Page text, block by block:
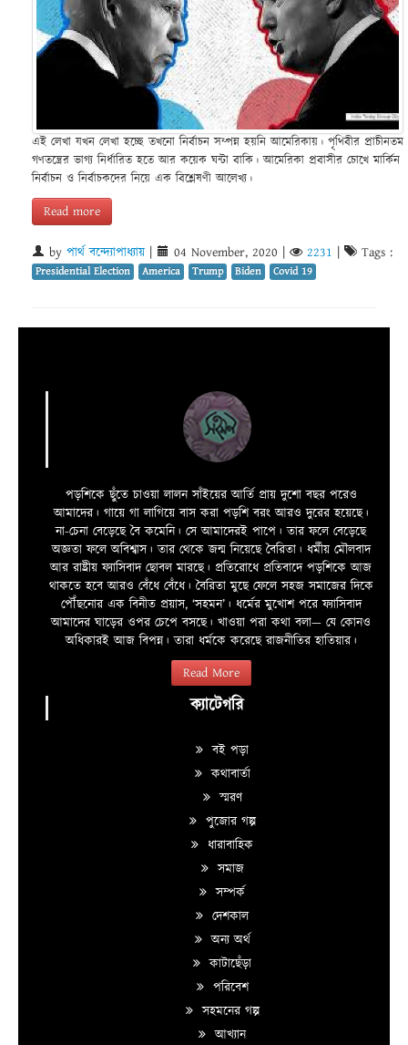
এই লেখা যখন লেখা হচ্ছে তখনো নির্বাচন সম্পন্ন হয়নি আমেরিকায়। পৃথিবীর প্রাচীনতম
গণতন্ত্রের ভাগ্য নির্ধারিত হতে আর কয়েক ঘন্টা বাকি। আমেরিকা প্রবাসীর চোখে মার্কিন
নির্বাচন ও নির্বাচকদের নিয়ে এক বিশ্লেষণী আলেখ্য।
Read more
by পার্থ বন্দ্যোপাধ্যায় 04 November, 2020 2231 Tags :
Presidential Election America Trump Biden Covid 19
পড়শিকে ছুঁতে চাওয়া লালন সাঁইয়ের আর্তি প্রায় দুশো বছর পরেও
আমাদের। গায়ে গা লাগিয়ে বাস করা পড়শি বরং আরও দুরের হয়েছে।
না-চেনা বেড়েছে বৈ কমেনি। সে আমাদেরই পাপে। তার ফলে বেড়েছে
অজ্ঞতা ফলে অবিশ্বাস। তার থেকে জন্ম নিয়েছে বৈরিতা। ধর্মীয় মৌলবাদ
আর রাষ্ট্রীয় ফ্যাসিবাদ ছোবল মারছে। প্রতিরোধে প্রতিবাদে পড়শিকে আজ
থাকতে হবে আরও বেঁধে বেঁধে। বৈরিতা মুছে ফেলে সহজ সমাজের দিকে
পৌঁছনোর এক বিনীত প্রয়াস, ‘সহমন’। ধর্মের মুখোশ পরে ফ্যাসিবাদ
আমাদের ঘাড়ের ওপর চেপে বসছে। খাওয়া পরা কথা বলা—­­ যে কোনও
অধিকারই আজ বিপন্ন। তারা ধর্মকে করেছে রাজনীতির হাতিয়ার।
Read More
ক্যাটেগরি
বই পড়া
কথাবার্তা
স্মরণ
পুজোর গল্প
ধারাবাহিক
সমাজ
সম্পর্ক
দেশকাল
অন্য অর্থ
কাটাছেঁড়া
পরিবেশ
সহমনের গল্প
আখ্যান